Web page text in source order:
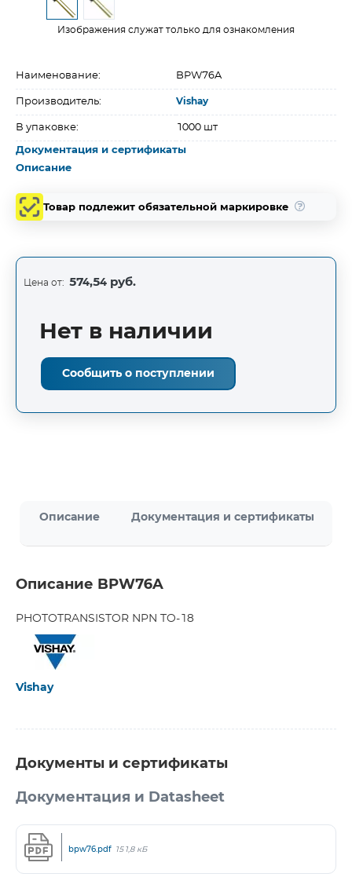
Изображения служат только для ознакомления
Наименование: BPW76A
Производитель: Vishay
В упаковке: 1000 шт
Документация и сертификаты
Описание
Товар подлежит обязательной маркировке
Цена от: 574,54 руб.
Нет в наличии
Сообщить о поступлении
Описание Документация и сертификаты
Описание BPW76A
PHOTOTRANSISTOR NPN TO-18
Vishay
Документы и сертификаты
Документация и Datasheet
bpw76.pdf 151,8 кБ